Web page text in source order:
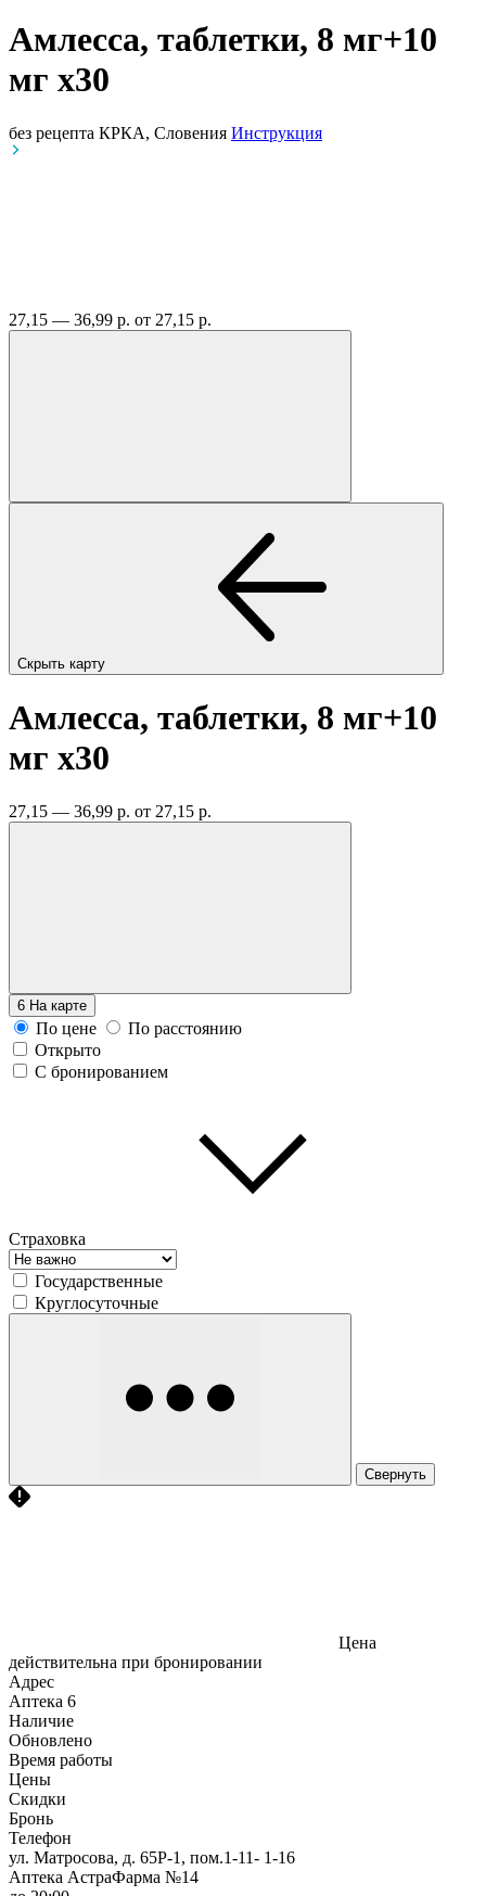
Амлесса, таблетки, 8 мг+10
мг x30
без рецепта КРКА, Словения Инструкция
27,15 — 36,99 р. от 27,15 р.
Скрыть карту
Амлесса, таблетки, 8 мг+10
мг x30
27,15 — 36,99 р. от 27,15 р.
6 На карте
По цене
По расстоянию
Открыто
С бронированием
Страховка
Государственные
Круглосуточные
Свернуть
Цена
действительна при бронировании
Адрес
Аптека 6
Наличие
Обновлено
Время работы
Цены
Скидки
Бронь
Телефон
ул. Матросова, д. 65Р-1, пом.1-11- 1-16
Аптека АстраФарма №14